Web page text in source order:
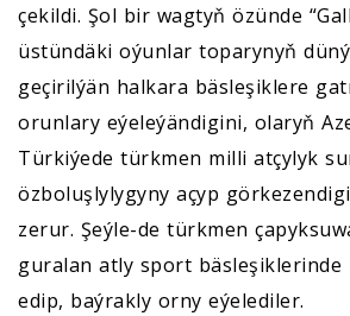
çekildi. Şol bir wagtyň özünde
üstündäki oýunlar toparynyň
geçirilýän halkara bäsleşiklere
orunlary eýeleýändigini, olaryň
Türkiýede türkmen milli atçylyk
özboluşlylygyny açyp
zerur. Şeýle-de türkmen
guralan atly sport bäsleşiklerinde
edip, baýrakly orny eýelediler.